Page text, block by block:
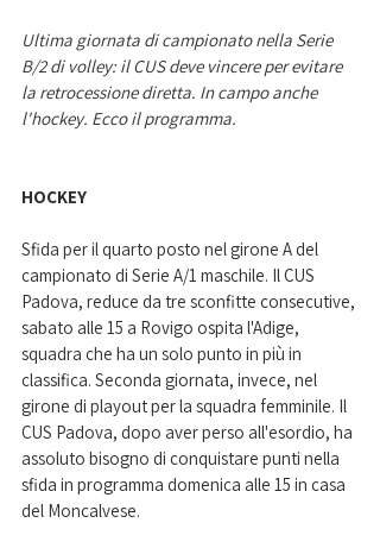
Ultima giornata di campionato nella Serie
B/2 di volley: il CUS deve vincere per evitare
la retrocessione diretta. In campo anche
l'hockey. Ecco il programma.
HOCKEY
Sfida per il quarto posto nel girone A del
campionato di Serie A/1 maschile. Il CUS
Padova, reduce da tre sconfitte consecutive,
sabato alle 15 a Rovigo ospita l'Adige,
squadra che ha un solo punto in più in
classifica. Seconda giornata, invece, nel
girone di playout per la squadra femminile. Il
CUS Padova, dopo aver perso all'esordio, ha
assoluto bisogno di conquistare punti nella
sfida in programma domenica alle 15 in casa
del Moncalvese.